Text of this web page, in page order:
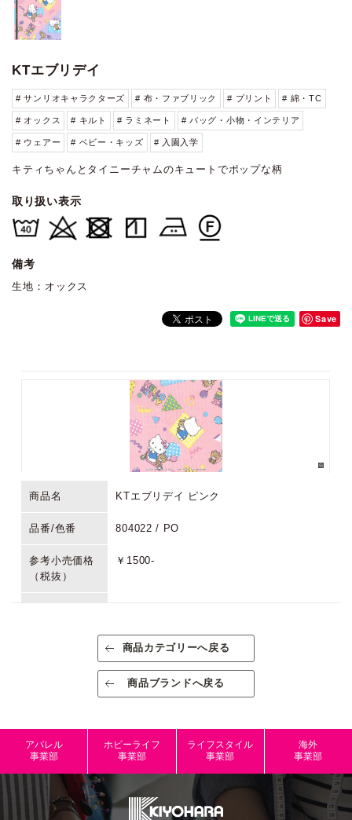
KTエブリデイ
# サンリオキャラクターズ # 布・ファブリック # プリント # 綿・TC
# オックス # キルト # ラミネート # バッグ・小物・インテリア
# ウェアー # ベビー・キッズ # 入園入学
キティちゃんとタイニーチャムのキュートでポップな柄
取り扱い表示
備考
生地：オックス
Save
商品名 KTエブリデイ ピンク
品番/色番 804022 / PO
参考小売価格
（税抜）
￥1500-
綿100％
出荷単位:1反
イズ
本体サイズ
JANコード 4972873804022
商品カテゴリーへ戻る
商品ブランドへ戻る
アパレル
事業部
ホビーライフ
事業部
ライフスタイル
事業部
海外
事業部